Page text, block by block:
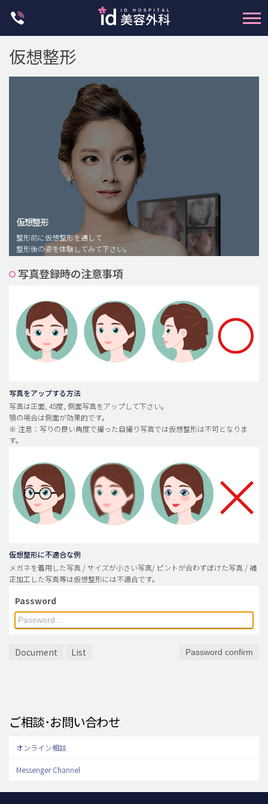
脂肪注入(アンチエイジング)
豊胸手術・バストアップ
プチ整形
メンズ整形
idリアルストーリー
idニュース
安全整形
料金一覧
ご相談のお問い合わせ
仮想整形
仮想整形
整形前に仮想整形を通して
整形後の姿を体験してみて下さい。
写真登録時の注意事項
写真をアップする方法
写真は正面, 45度, 側面写真をアップして下さい。
顎の場合は側面が効果的です。
※ 注意：写りの良い角度で撮った自撮り写真では仮想整形は不可となりま
す。
仮想整形に不適合な例
メガネを着用した写真 / サイズが小さい写真/ ピントが合わずぼけた写真 / 補
正加工した写真等は仮想整形には不適合です。
Password
Document List Password confirm
ご相談･お問い合わせ
オンライン相談
Messenger Channel